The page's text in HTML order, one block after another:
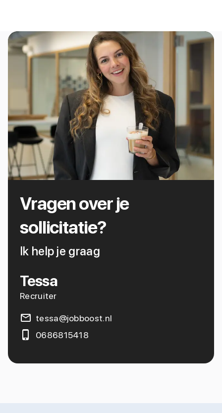
Vragen over je
sollicitatie?
Ik help je graag
Tessa
Recruiter
tessa@jobboost.nl
0686815418